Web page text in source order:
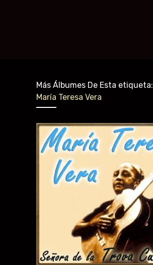
Más Álbumes De Esta etiqueta:
María Teresa Vera